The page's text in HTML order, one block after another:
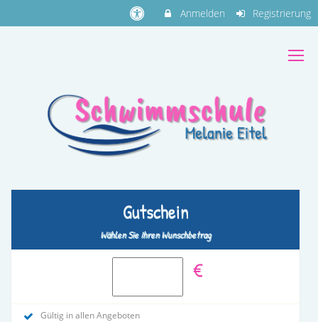
Anmelden Registrierung
Gutschein
Wählen Sie Ihren Wunschbetrag
€
Gültig in allen Angeboten